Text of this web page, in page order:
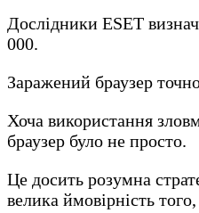
Дослідники ESET
000.
Заражений браузер
Хоча використання
браузер було не просто.
Це досить розумна
велика ймовірність